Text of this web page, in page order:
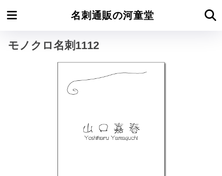
名刺通販の河童堂
ホーム モノクロ名刺たて型
モノクロ名刺1112